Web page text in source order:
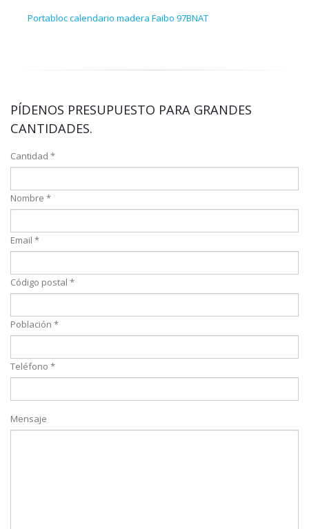
Portabloc calendario madera Faibo 97BNAT
PÍDENOS PRESUPUESTO PARA GRANDES
CANTIDADES.
Cantidad *
Nombre *
Email *
Código postal *
Población *
Teléfono *
Mensaje